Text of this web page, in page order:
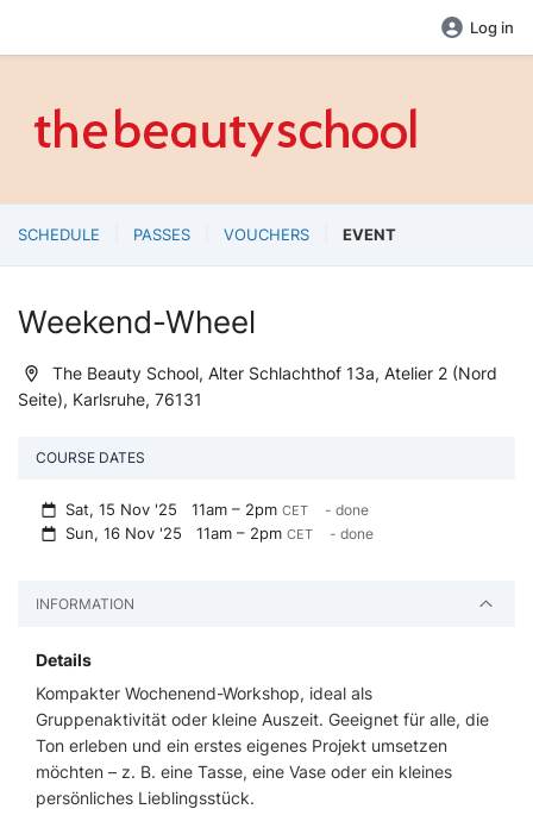
Log in
SCHEDULE PASSES VOUCHERS EVENT
Weekend-Wheel
The Beauty School, Alter Schlachthof 13a, Atelier 2 (Nord
Seite), Karlsruhe, 76131
COURSE DATES
Sat, 15 Nov '2511am – 2pmCET - done
Sun, 16 Nov '2511am – 2pmCET - done
INFORMATION
Details
Kompakter Wochenend-Workshop, ideal als
Gruppenaktivität oder kleine Auszeit. Geeignet für alle, die
Ton erleben und ein erstes eigenes Projekt umsetzen
möchten – z. B. eine Tasse, eine Vase oder ein kleines
persönliches Lieblingsstück.